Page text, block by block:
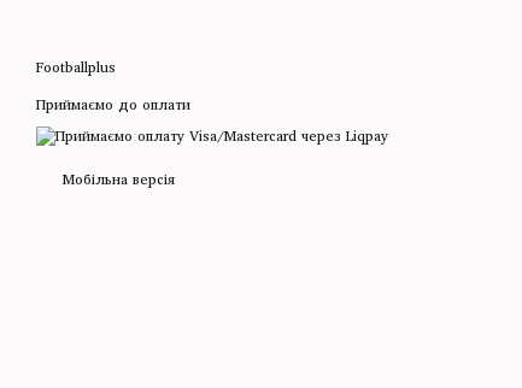
Footballplus
Приймаємо до оплати
Мобільна версія